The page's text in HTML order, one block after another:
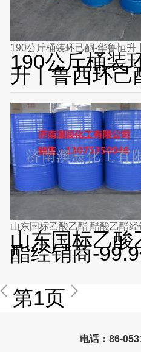
190公斤桶装环己酮-华鲁恒升
190公斤桶装
升丨鲁西环己
山东国标乙酸乙酯 醋酸乙酯
山东国标乙酸
酯经销商-
第1页
电话：86-